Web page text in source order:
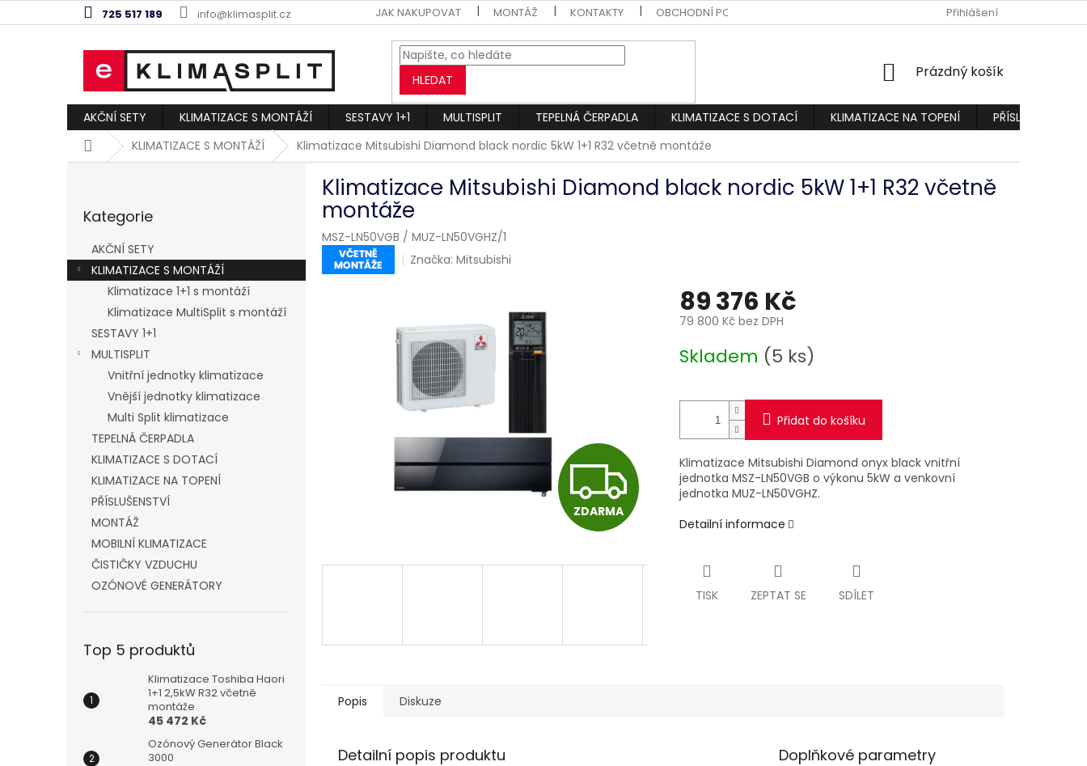
na
725 517 189 info@klimasplit.cz JAK NAKUPOVAT MONTÁŽ KONTAKTY OBCHODNÍ PODMÍNKY PODMÍNKY OCHRANY OSOBNÍCH ÚDAJŮ
Přihlášení
HLEDAT
NÁKUPNÍ
Prázdný košík
AKČNÍ SETY KLIMATIZACE S MONTÁŽÍ SESTAVY 1+1 MULTISPLIT TEPELNÁ ČERPADLA KLIMATIZACE S DOTACÍ KLIMATIZACE NA TOPENÍ
PŘÍSLUŠENSTVÍ
DomůKLIMATIZACE S MONTÁŽÍ Klimatizace Mitsubishi Diamond black nordic 5kW 1+1 R32 včetně montáže
a
n
kategorie
Kategorie
AKČNÍ SETY
KLIMATIZACE S MONTÁŽÍ
Klimatizace 1+1 s montáží
Klimatizace MultiSplit s montáží
SESTAVY 1+1
MULTISPLIT
Vnitřní jednotky klimatizace
Vnější jednotky klimatizace
Multi Split klimatizace
TEPELNÁ ČERPADLA
KLIMATIZACE S DOTACÍ
KLIMATIZACE NA TOPENÍ
PŘÍSLUŠENSTVÍ
MONTÁŽ
MOBILNÍ KLIMATIZACE
ČISTIČKY VZDUCHU
OZÓNOVÉ GENERÁTORY
Top 5 produktů
Klimatizace Toshiba Haori
1+1 2,5kW R32 včetně
montáže
45 472 Kč
Ozónový Generátor Black
3000
Klimatizace Mitsubishi Diamond black nordic 5kW 1+1 R32 včetně
montáže
MSZ-LN50VGB / MUZ-LN50VGHZ/1
Značka:Mitsubishi
Z
D
R
ZDARMA
89 376 Kč
79 800 Kč bez DPH
cena:
Skladem (5 ks)
Přidat do košíku
Klimatizace Mitsubishi Diamond onyx black vnitřní
jednotka MSZ-LN50VGB o výkonu 5kW a venkovní
jednotka MUZ-LN50VGHZ.
Detailní informace
TISK ZEPTAT SE SDÍLET
Popis Diskuze
Detailní popis produktu Doplňkové parametry